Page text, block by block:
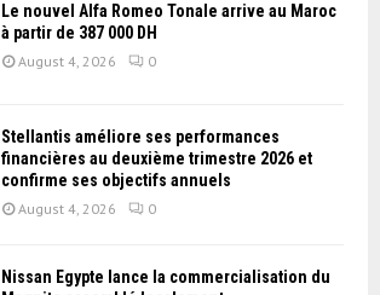
Le nouvel Alfa Romeo Tonale arrive au Maroc
à partir de 387 000 DH
August 4, 2026 0
Stellantis améliore ses performances
financières au deuxième trimestre 2026 et
confirme ses objectifs annuels
August 4, 2026 0
Nissan Égypte lance la commercialisation du